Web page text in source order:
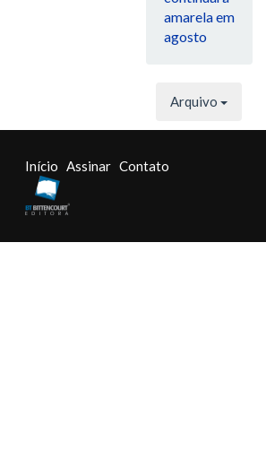
amarela em
agosto
Arquivo
Início Assinar Contato